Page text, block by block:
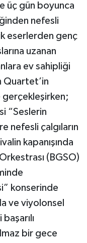
üç gün boyunca
nefesli
eserlerden genç
uzanan
ev sahipliği
Quartet’in
gerçekleşirken;
“Seslerin
nefesli çalgıların
kapanışında
(BGSO)
konserinde
ve viyolonsel
bir gece